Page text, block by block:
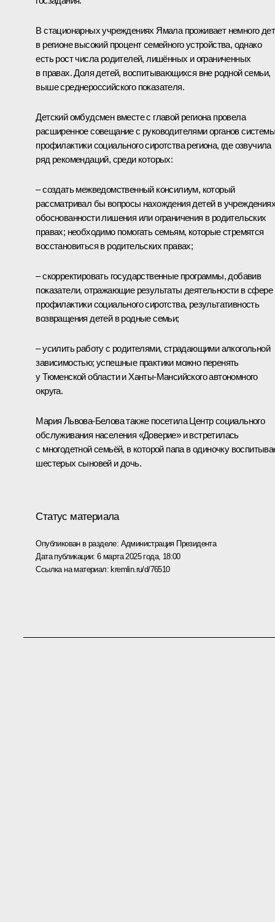
В стационарных учреждениях Ямала проживает немного
в регионе высокий процент семейного устройства, однако
есть рост числа родителей, лишённых и ограниченных
в правах. Доля детей, воспитывающихся вне родной семьи,
выше среднероссийского показателя.
Детский омбудсмен вместе с главой региона провела
расширенное совещание с руководителями органов системы
профилактики социального сиротства региона, где озвучила
ряд рекомендаций, среди которых:
– создать межведомственный консилиум, который
рассматривал бы вопросы нахождения детей в
обоснованности лишения или ограничения в родительских
правах; необходимо помогать семьям, которые стремятся
восстановиться в родительских правах;
– скорректировать государственные программы, добавив
показатели, отражающие результаты деятельности в сфере
профилактики социального сиротства, результативность
возвращения детей в родные семьи;
– усилить работу с родителями, страдающими алкогольной
зависимостью; успешные практики можно перенять
у Тюменской области и Ханты-Мансийского автономного
округа.
Мария Львова-Белова также посетила Центр социального
обслуживания населения «Доверие» и встретилась
с многодетной семьёй, в которой папа в одиночку
шестерых сыновей и дочь.
Статус материала
Опубликован в разделе: Администрация Президента
Дата публикации:6 марта 2025 года, 18:00
Ссылка на материал: kremlin.ru/d/76510